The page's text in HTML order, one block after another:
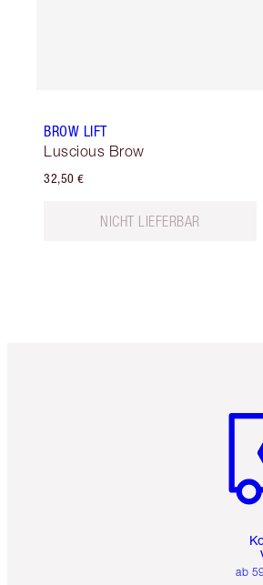
BROW LIFT
Luscious Brow
32,50 €
NICHT LIEFERBAR
ab